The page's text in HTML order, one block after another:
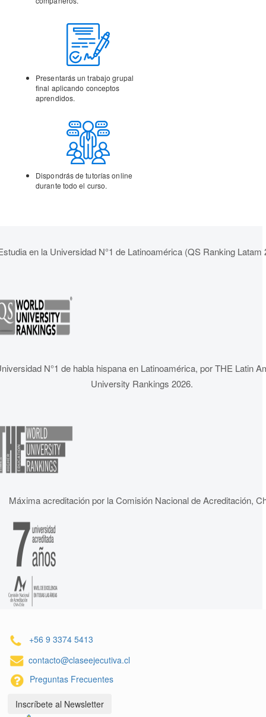
Presentarás un trabajo grupal
final aplicando conceptos
aprendidos.
Dispondrás de tutoríasonline
durante todo el curso.
en la Universidad N°1 de Latinoamérica (QS Ranking Latam
N°1 de habla hispana en Latinoamérica, por THE Latin
University Rankings 2026.
Máxima acreditación por la Comisión Nacional de Acreditación,
+56 9 3374 5413
contacto@claseejecutiva.cl
Preguntas Frecuentes
Inscríbete al Newsletter